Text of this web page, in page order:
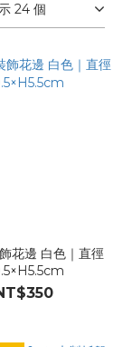
24 個
花邊 白色｜直徑